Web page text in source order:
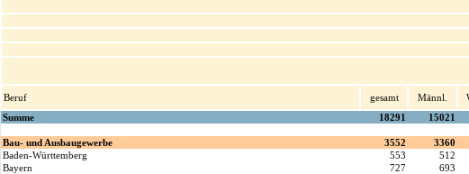
Beruf
gesamt Männl.
Summe
18291 15021
Bau- und Ausbaugewerbe 3552 3360
Baden-Württemberg
553 512
Bayern
727 693